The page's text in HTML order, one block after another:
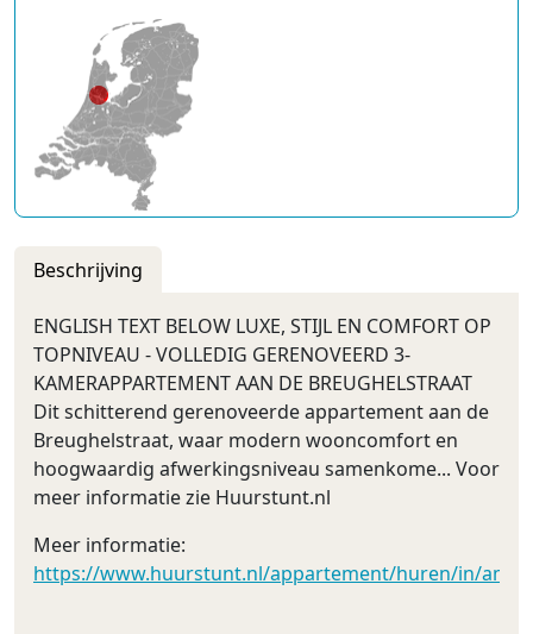
Beschrijving
ENGLISH TEXT BELOW LUXE, STIJL EN COMFORT OP
TOPNIVEAU - VOLLEDIG GERENOVEERD 3-
KAMERAPPARTEMENT AAN DE BREUGHELSTRAAT
Dit schitterend gerenoveerde appartement aan de
Breughelstraat, waar modern wooncomfort en
hoogwaardig afwerkingsniveau samenkome... Voor
meer informatie zie Huurstunt.nl
Meer informatie:
https://www.huurstunt.nl/appartement/huren/in/